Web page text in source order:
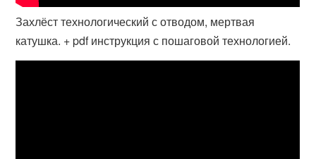
Захлёст технологический с отводом, мертвая
катушка. + pdf инструкция с пошаговой технологией.